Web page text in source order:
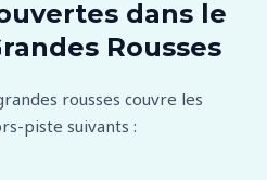
dans le
Rousses
rousses couvre les
piste suivants :